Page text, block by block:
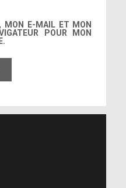
MON E-MAIL ET MON
POUR MON